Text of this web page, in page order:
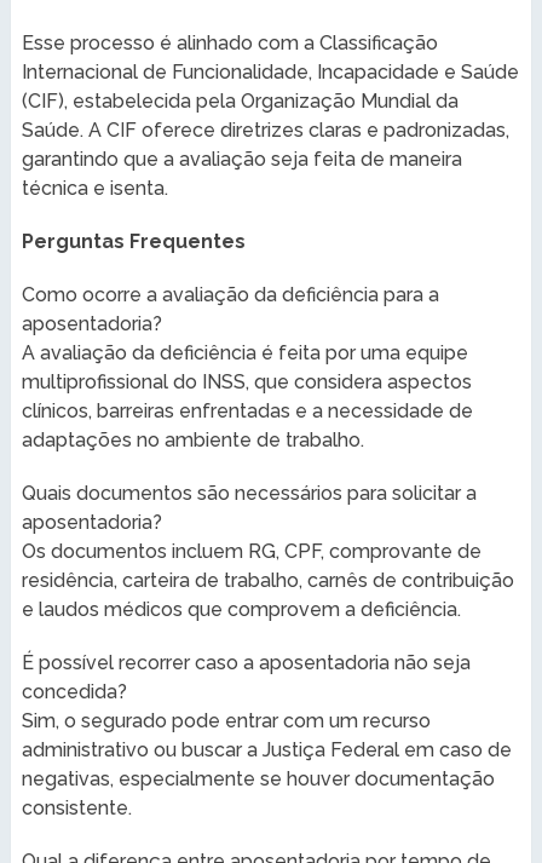
Esse processo é alinhado com a Classificação
Internacional de Funcionalidade, Incapacidade e Saúde
(CIF), estabelecida pela Organização Mundial da
Saúde. A CIF oferece diretrizes claras e padronizadas,
garantindo que a avaliação seja feita de maneira
técnica e isenta.
Perguntas Frequentes
Como ocorre a avaliação da deficiência para a
aposentadoria?
A avaliação da deficiência é feita por uma equipe
multiprofissional do INSS, que considera aspectos
clínicos, barreiras enfrentadas e a necessidade de
adaptações no ambiente de trabalho.
Quais documentos são necessários para solicitar a
aposentadoria?
Os documentos incluem RG, CPF, comprovante de
residência, carteira de trabalho, carnês de contribuição
e laudos médicos que comprovem a deficiência.
É possível recorrer caso a aposentadoria não seja
concedida?
Sim, o segurado pode entrar com um recurso
administrativo ou buscar a Justiça Federal em caso de
negativas, especialmente se houver documentação
consistente.